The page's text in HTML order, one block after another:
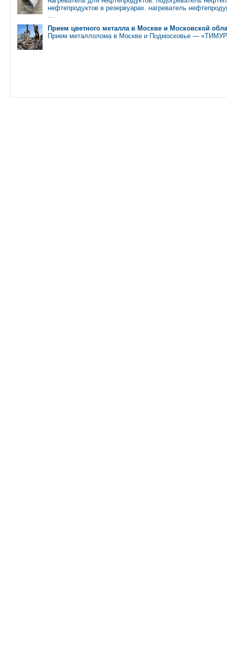
нефтепродуктов в резервуарах. нагреватель
…
Прием цветного металла в Москве и Московской
Прием металлолома в Москве и Подмосковье —